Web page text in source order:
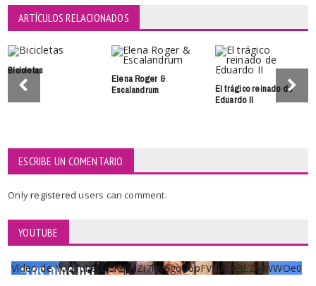
ARTÍCULOS RELACIONADOS
Bicicletas
Elena Roger &
Escalandrum El trágico reinado de
Eduardo II
ESCRIBE UN COMENTARIO
Onlyregisteredusers can comment.
YOUTUBE
Vídeo de YouTube UCKqYjiZi7lzy6gqU6pFVFiA_A3EZ9JWWOe0